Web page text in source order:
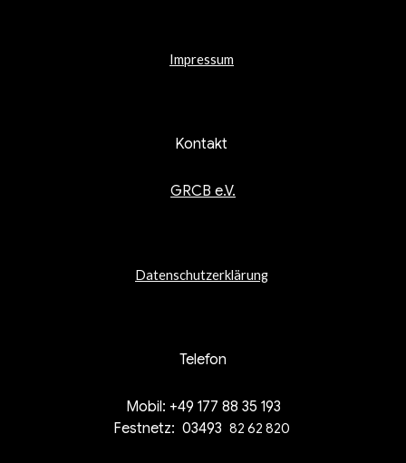
Impressum
Kontakt
GRCB e.V.
Datenschutzerklärung
Telefon
Mobil: +49 177 88 35 193
Festnetz: 03493 82 62 820